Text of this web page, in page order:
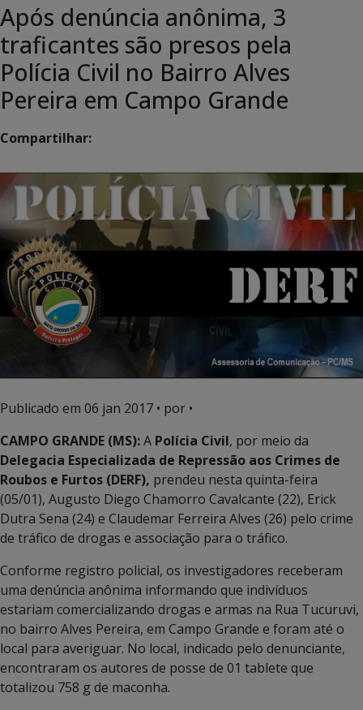
Após denúncia anônima, 3
traficantes são presos pela
Polícia Civil no Bairro Alves
Pereira em Campo Grande
Compartilhar:
Publicado em 06 jan 2017 • por •
CAMPO GRANDE (MS):A Polícia Civil, por meio da
Delegacia Especializada de Repressão aos Crimes de
Roubos e Furtos (DERF), prendeu nesta quinta-feira
(05/01), Augusto Diego Chamorro Cavalcante (22), Erick
Dutra Sena (24) e Claudemar Ferreira Alves (26) pelo crime
de tráfico de drogas e associação para o tráfico.
Conforme registro policial, os investigadores receberam
uma denúncia anônima informando que indivíduos
estariam comercializando drogas e armas na Rua Tucuruvi,
no bairro Alves Pereira, em Campo Grande e foram até o
local para averiguar. No local, indicado pelo denunciante,
encontraram os autores de posse de 01 tablete que
totalizou 758 g de maconha.